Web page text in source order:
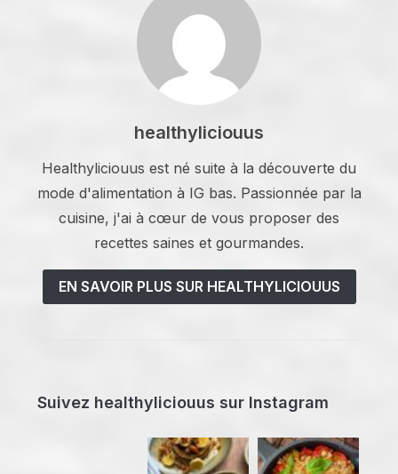
healthyliciouus
Healthyliciouus est né suite à la découverte du
mode d'alimentation à IG bas. Passionnée par la
cuisine, j'ai à cœur de vous proposer des
recettes saines et gourmandes.
EN SAVOIR PLUS SUR HEALTHYLICIOUUS
Suivez healthyliciouus sur Instagram